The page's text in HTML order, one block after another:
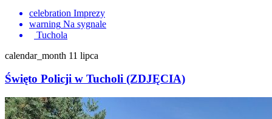
celebration Imprezy
warning Na sygnale
Tuchola
calendar_month 11 lipca
Święto Policji w Tucholi (ZDJĘCIA)